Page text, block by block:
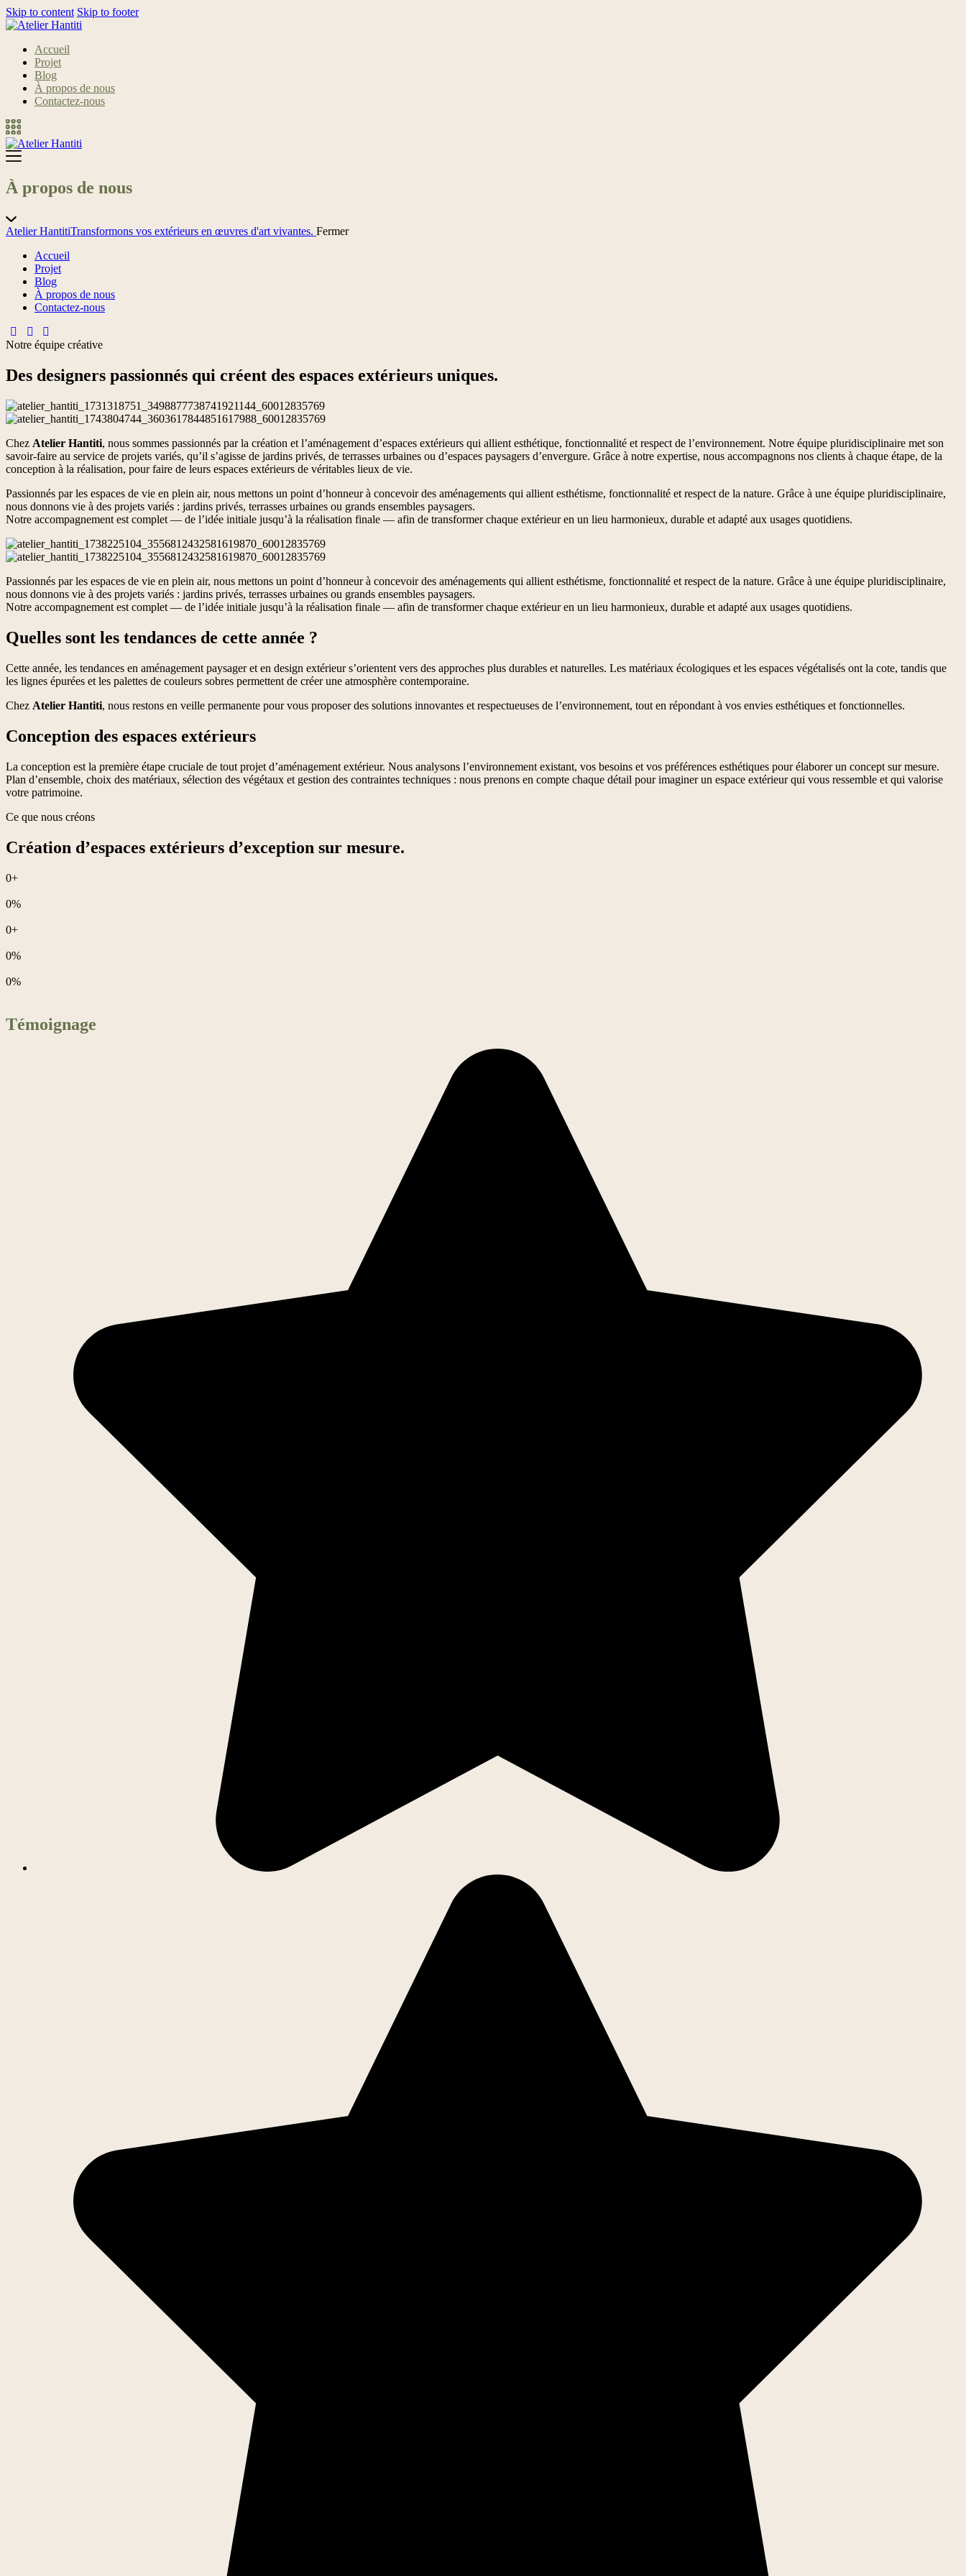
Skip to content Skip to footer
Accueil
Projet
Blog
À propos de nous
Contactez-nous
À propos de nous
Atelier HantitiTransformons vos extérieurs en œuvres d'art vivantes. Fermer
Accueil
Projet
Blog
À propos de nous
Contactez-nous
Notre équipe créative
Des designers passionnés qui créent des espaces extérieurs uniques.
Chez Atelier Hantiti, nous sommes passionnés par la création et l’aménagement d’espaces extérieurs qui allient esthétique, fonctionnalité et respect de l’environnement. Notre équipe pluridisciplinaire met son
savoir-faire au service de projets variés, qu’il s’agisse de jardins privés, de terrasses urbaines ou d’espaces paysagers d’envergure. Grâce à notre expertise, nous accompagnons nos clients à chaque étape, de la
conception à la réalisation, pour faire de leurs espaces extérieurs de véritables lieux de vie.
Passionnés par les espaces de vie en plein air, nous mettons un point d’honneur à concevoir des aménagements qui allient esthétisme, fonctionnalité et respect de la nature. Grâce à une équipe pluridisciplinaire,
nous donnons vie à des projets variés : jardins privés, terrasses urbaines ou grands ensembles paysagers.
Notre accompagnement est complet — de l’idée initiale jusqu’à la réalisation finale — afin de transformer chaque extérieur en un lieu harmonieux, durable et adapté aux usages quotidiens.
Passionnés par les espaces de vie en plein air, nous mettons un point d’honneur à concevoir des aménagements qui allient esthétisme, fonctionnalité et respect de la nature. Grâce à une équipe pluridisciplinaire,
nous donnons vie à des projets variés : jardins privés, terrasses urbaines ou grands ensembles paysagers.
Notre accompagnement est complet — de l’idée initiale jusqu’à la réalisation finale — afin de transformer chaque extérieur en un lieu harmonieux, durable et adapté aux usages quotidiens.
Quelles sont les tendances de cette année ?
Cette année, les tendances en aménagement paysager et en design extérieur s’orientent vers des approches plus durables et naturelles. Les matériaux écologiques et les espaces végétalisés ont la cote, tandis que
les lignes épurées et les palettes de couleurs sobres permettent de créer une atmosphère contemporaine.
Chez Atelier Hantiti, nous restons en veille permanente pour vous proposer des solutions innovantes et respectueuses de l’environnement, tout en répondant à vos envies esthétiques et fonctionnelles.
Conception des espaces extérieurs
La conception est la première étape cruciale de tout projet d’aménagement extérieur. Nous analysons l’environnement existant, vos besoins et vos préférences esthétiques pour élaborer un concept sur mesure.
Plan d’ensemble, choix des matériaux, sélection des végétaux et gestion des contraintes techniques : nous prenons en compte chaque détail pour imaginer un espace extérieur qui vous ressemble et qui valorise
votre patrimoine.
Ce que nous créons
Création d’espaces extérieurs d’exception sur mesure.
0+
0%
0+
0%
0%
Témoignage